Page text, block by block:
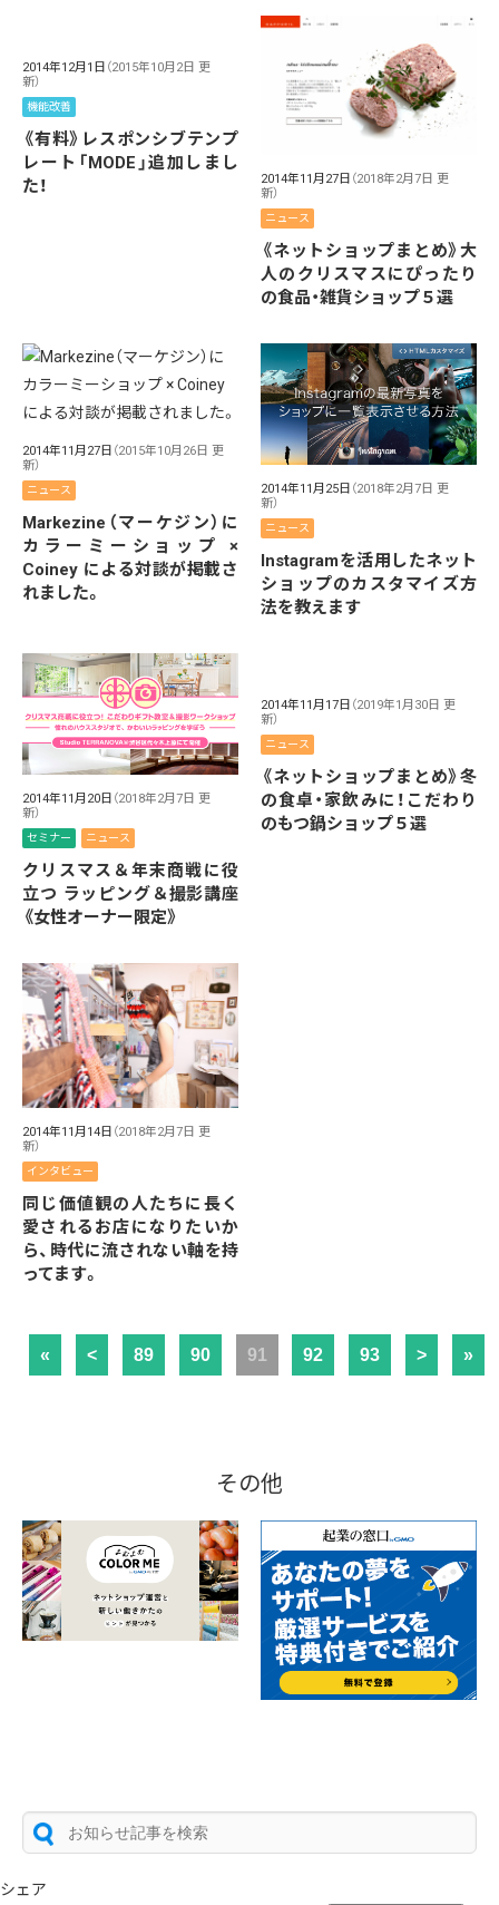
2014年12月1日 （2015年10月2日 更
新）
機能改善
《有料》レスポンシブテンプ
レート「MODE」追加しまし
た！
2014年11月27日 （2018年2月7日 更
新）
ニュース
《ネットショップまとめ》大
人のクリスマスにぴったり
の食品・雑貨ショップ５選
2014年11月27日 （2015年10月26日 更
新）
ニュース
Markezine（マーケジン）に
カラーミーショップ ×
Coiney による対談が掲載さ
れました。
2014年11月25日 （2018年2月7日 更
新）
ニュース
Instagramを活用したネット
ショップのカスタマイズ方
法を教えます
2014年11月20日 （2018年2月7日 更
新）
セミナー ニュース
クリスマス＆年末商戦に役
立つ ラッピング＆撮影講座
《女性オーナー限定》
2014年11月17日 （2019年1月30日 更
新）
ニュース
《ネットショップまとめ》冬
の食卓・家飲みに！こだわり
のもつ鍋ショップ５選
2014年11月14日 （2018年2月7日 更
新）
インタビュー
同じ価値観の人たちに長く
愛されるお店になりたいか
ら、時代に流されない軸を持
ってます。
« < 89 90 91 92 93 > »
その他
シェア